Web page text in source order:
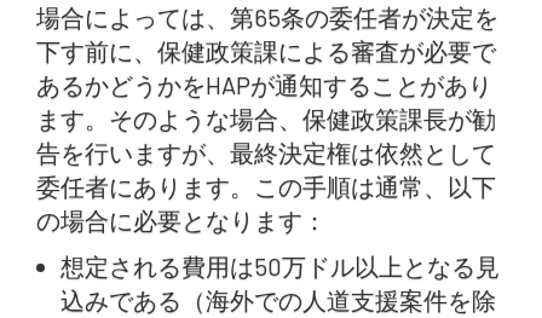
場合によっては、第65条の委任者が決定を
下す前に、保健政策課による審査が必要で
あるかどうかをHAPが通知することがあり
ます。そのような場合、保健政策課長が勧
告を行いますが、最終決定権は依然として
委任者にあります。この手順は通常、以下
の場合に必要となります：
想定される費用は50万ドル以上となる見
込みである（海外での人道支援案件を除